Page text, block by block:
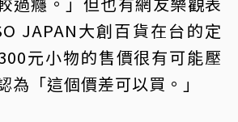
JAPAN大創百貨在台的定
元小物的售價很有可能壓
為「這個價差可以買。」